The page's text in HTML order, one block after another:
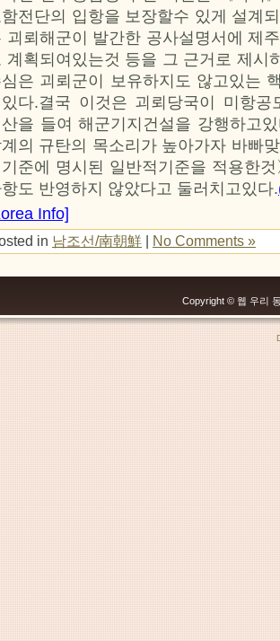
전단의 입항을 보장할수 있게 설계
괴뢰해군이 발간한 공사설명서에 제
계획되여있는것 등을 그 근거로 제시
은 괴뢰군이 보유하지도 않고있는
있다.결국 이것은 괴뢰당국이 미항
을 들여 해군기지건설을 강행하고
의 규탄의 목소리가 높아가자 바빠
준에 명시된 일반적기준을 적용한
도 반영하지 않았다고 둘러치고있다.
Info]
in 남조선/南朝鮮 No Comments »
Copyright © 웹 우리